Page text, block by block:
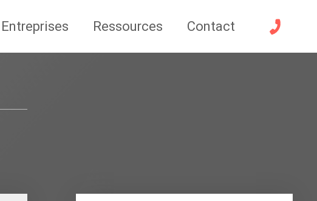
Entreprises Ressources Contact